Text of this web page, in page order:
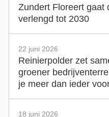
Zundert Floreert gaat
verlengd tot 2030
22 juni 2026
Reinierpolder zet
groener
je meer dan ieder
18 juni 2026